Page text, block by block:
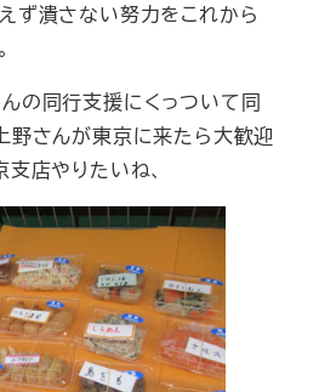
ず潰さない努力をこれから
の同行支援にくっついて同
野さんが東京に来たら大歓迎
支店やりたいね、